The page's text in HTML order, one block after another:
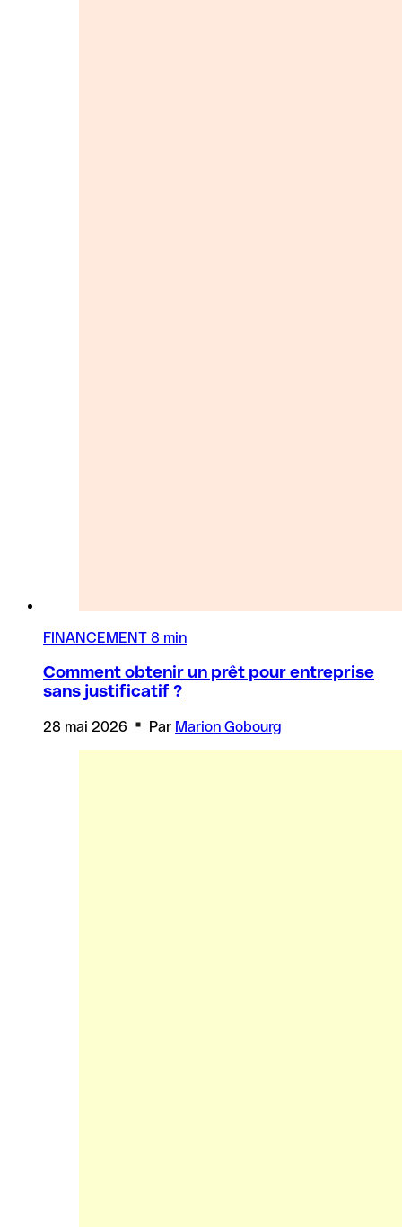
FINANCEMENT 8 min
Comment obtenir un prêt pour entreprise
sans justificatif ?
28 mai 2026 Par Marion Gobourg